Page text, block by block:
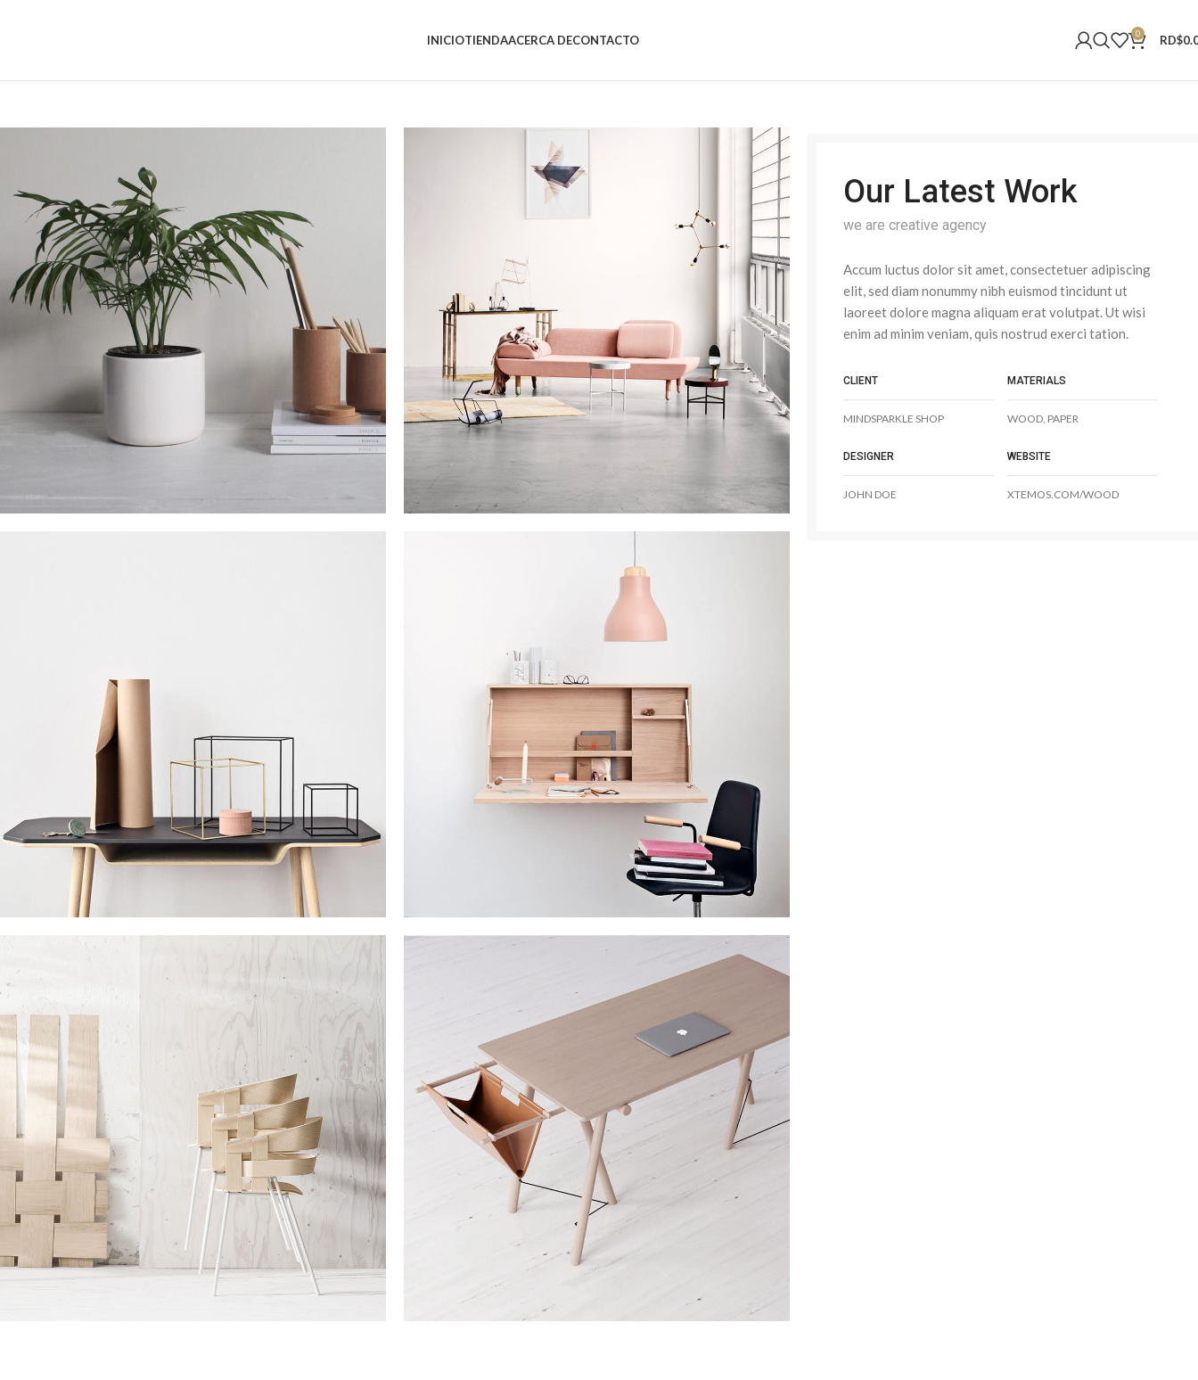
INICIOTIENDAACERCA DECONTACTO 0 RD$
Our Latest Work
we are creative agency
Accum luctus dolor sit amet, consectetuer adipiscing
elit, sed diam nonummy nibh euismod tincidunt ut
laoreet dolore magna aliquam erat volutpat. Ut wisi
enim ad minim veniam, quis nostrud exerci tation.
CLIENT
MINDSPARKLE SHOP
DESIGNER
JOHN DOE
MATERIALS
WOOD, PAPER
WEBSITE
XTEMOS.COM/WOOD